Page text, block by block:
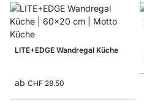
LITE+EDGE Wandregal Küche
ab CHF 28.50